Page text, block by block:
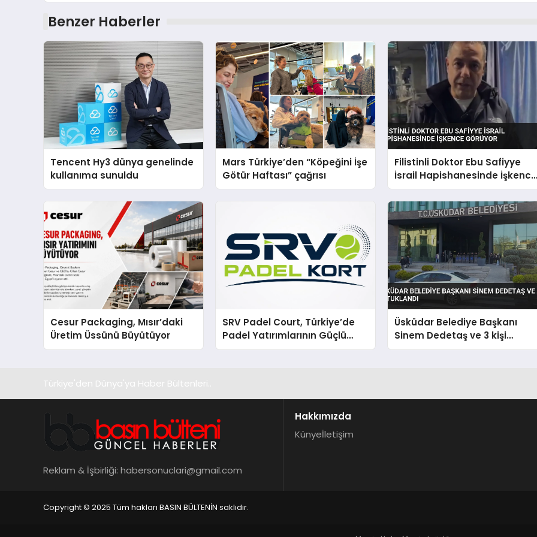
Benzer Haberler
Tencent Hy3 dünya genelinde
kullanıma sunuldu
Mars Türkiye’den “Köpeğini İşe
Götür Haftası” çağrısı
Filistinli Doktor Ebu Safiyye
İsrail Hapishanesinde İşkence
Görüyor
Cesur Packaging, Mısır’daki
Üretim Üssünü Büyütüyor
SRV Padel Court, Türkiye’de
Padel Yatırımlarının Güçlü
Markası Olmayı Sürdürüyor
Üsküdar Belediye Başkanı
Sinem Dedetaş ve 3 kişi
tutuklandı
Türkiye'den Dünya'ya Haber Bültenleri..
Reklam & İşbirliği: habersonuclari@gmail.com
Hakkımızda
Künyeİletişim
Copyright © 2025 Tüm hakları BASIN BÜLTENİN saklıdır.